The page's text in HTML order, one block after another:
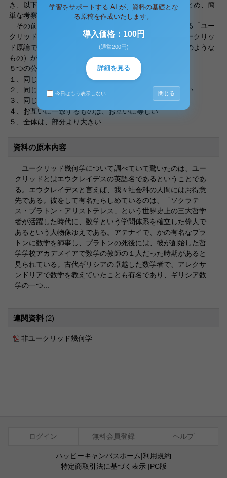
き、以下ではユークリッド幾何について、その概略をまとめ、簡
単な考察を図る。
その前に、そもそもユークリッド幾何学の祖と言われる「ユー
クリッド原論」とはどういったものであろうか。彼のユークリッ
ド原論では、５つの公理と、５つの公準（いわゆる仮定のような
もの）が提示されている。
５つの公理
１、同じものと等しいものは互いに等しい
２、同じものに同じものを加えた場合、その合計は等しい
３、同じものから同じものを引いた場合、残りは等しい
４、お互いに一致するものは、お互いに等しい
５、全体は、部分より大きい
資料の原本内容
ユークリッド幾何学について調べていて驚いたのは、ユー
クリッドとはエウクレイデスの英語名であるということであ
る。エウクレイデスと言えば、我々社会科の人間にはお得意
先である。彼をして有名たらしめているのは、「ソクラテ
ス・プラトン・アリストテレス」という世界史上の三大哲学
者が活躍した時代に、数学という学問体系を確立した偉人で
あるという人物像ゆえである。アテナイで、かの有名なプラ
トンに数学を師事し、プラトンの死後には、彼が創始した哲
学学校アカデメイアで数学の教師の１人だった時期があると
見られている。古代ギリシアの卓越した数学者で、アレクサ
ンドリアで数学を教えていたことも有名であり、ギリシア数
学の一つ...
連関資料 (2)
非ユークリッド幾何学
ログイン 無料会員登録 ヘルプ
ハッピーキャンパスホーム|利用規約
特定商取引法に基づく表示|PC版
学習をサポートする AI が、資料の基礎とな
る原稿を作成いたします。
導入価格：100円
(通常200円)
詳細を見る
今日はもう表示しない 閉じる